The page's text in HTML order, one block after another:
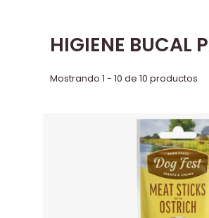
HIGIENE BUCAL
Mostrando 1 - 10 de 10 productos